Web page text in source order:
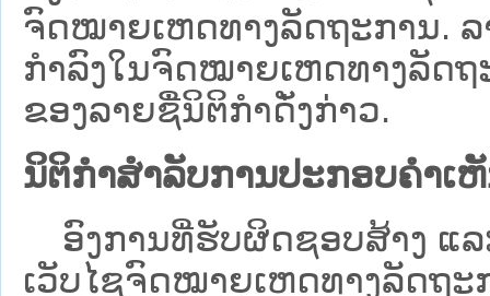
ຈົດໝາຍເຫດທາງລັດຖະການ.
ກຳລົງໃນຈົດໝາຍເຫດທາງລັດ
ຂອງລາຍຊື່ນິຕິກໍາດັ່ງກ່າວ.
ນິຕິກຳສຳລັບການປະກອບຄຳເ
ອົງການທີ່ຮັບຜິດຊອບສ້າງ ແລ
ເວັບ​ໄຊຈົດໝາຍເຫດທາງລັດຖະ